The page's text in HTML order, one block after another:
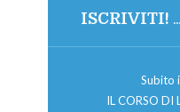
ISCRIVITI!
Subito
IL CORSO DI